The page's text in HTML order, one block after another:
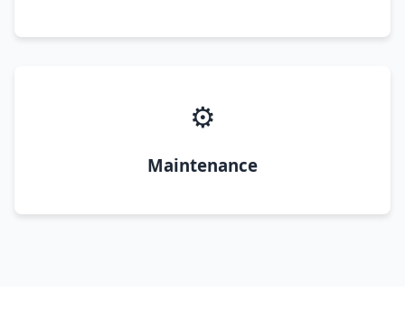
⚙️
Maintenance